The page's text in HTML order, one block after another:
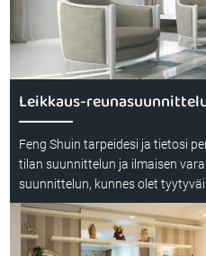
Leikkaus-
Feng Shuin tarpeidesi ja tietosi
tilan suunnittelun ja ilmaisen
suunnittelun, kunnes olet